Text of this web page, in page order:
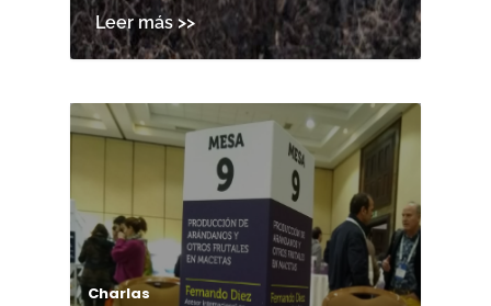
Charlas